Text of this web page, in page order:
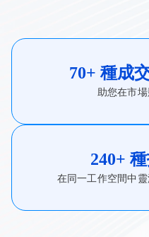
70+ 種成
助您在市
240+
在同一工作空間中